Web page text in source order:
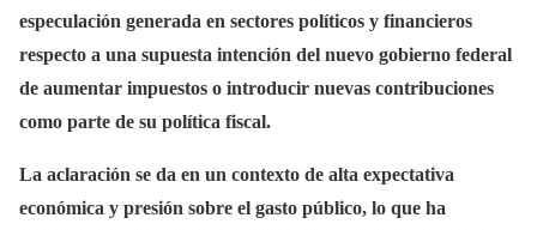
especulación generada en sectores políticos y financieros
respecto a una supuesta intención del nuevo gobierno federal
de aumentar impuestos o introducir nuevas contribuciones
como parte de su política fiscal.
La aclaración se da en un contexto de alta expectativa
económica y presión sobre el gasto público, lo que ha